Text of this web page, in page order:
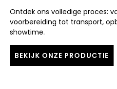
Ontdek ons volledige proces:
voorbereiding tot transport,
showtime.
BEKIJK ONZE PRODUCTIE